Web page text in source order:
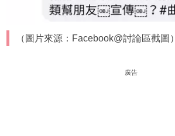
（圖片來源：Facebook@討論區截圖）
廣告